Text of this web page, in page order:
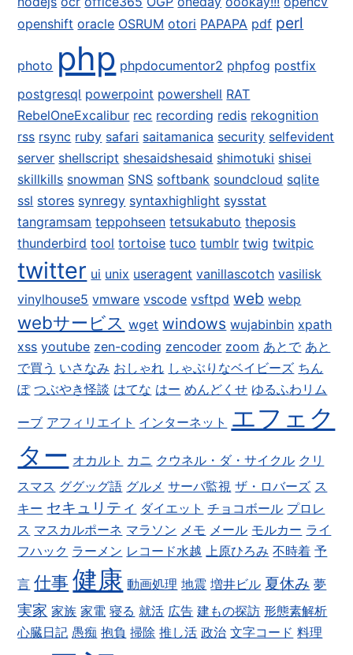
openshift oracle OSRUM otori PAPAPA pdf perl
photo php phpdocumentor2 phpfog postfix
postgresql powerpoint powershell RAT
RebelOneExcalibur rec recording redis rekognition
rss rsync ruby safari saitamanica security selfevident
server shellscript shesaidshesaid shimotuki shisei
skillkills snowman SNS softbank soundcloud sqlite
ssl stores synregy syntaxhighlight sysstat
tangramsam teppohseen tetsukabuto theposis
thunderbird tool tortoise tuco tumblr twig twitpic
twitter ui unix useragent vanillascotch vasilisk
vinylhouse5 vmware vscode vsftpd web webp
webサービス wget windows wujabinbin xpath
xss youtube zen-coding zencoder zoom あとで あと
で買う いさなみ おしゃれ しゃぶりなベイビーズ ちん
ぽ つぶやき怪談 はてな はー めんどくせ ゆるふわリム
ーブ アフィリエイト インターネット エフェク
ター オカルト カニ クウネル・ダ・サイクル クリ
スマス ググッグ語 グルメ サーバ監視 ザ・ロバーズ ス
キー セキュリティ ダイエット チョコボール プロレ
ス マスカルポーネ マラソン メモ メール モルカー ライ
フハック ラーメン レコード水越 上原ひろみ 不時着 予
言 仕事 健康 動画処理 地震 増井ビル 夏休み 夢
実家 家族 家電 寝る 就活 広告 建もの探訪 形態素解析
心臓日記 愚痴 抱負 掃除 推し活 政治 文字コード 料理